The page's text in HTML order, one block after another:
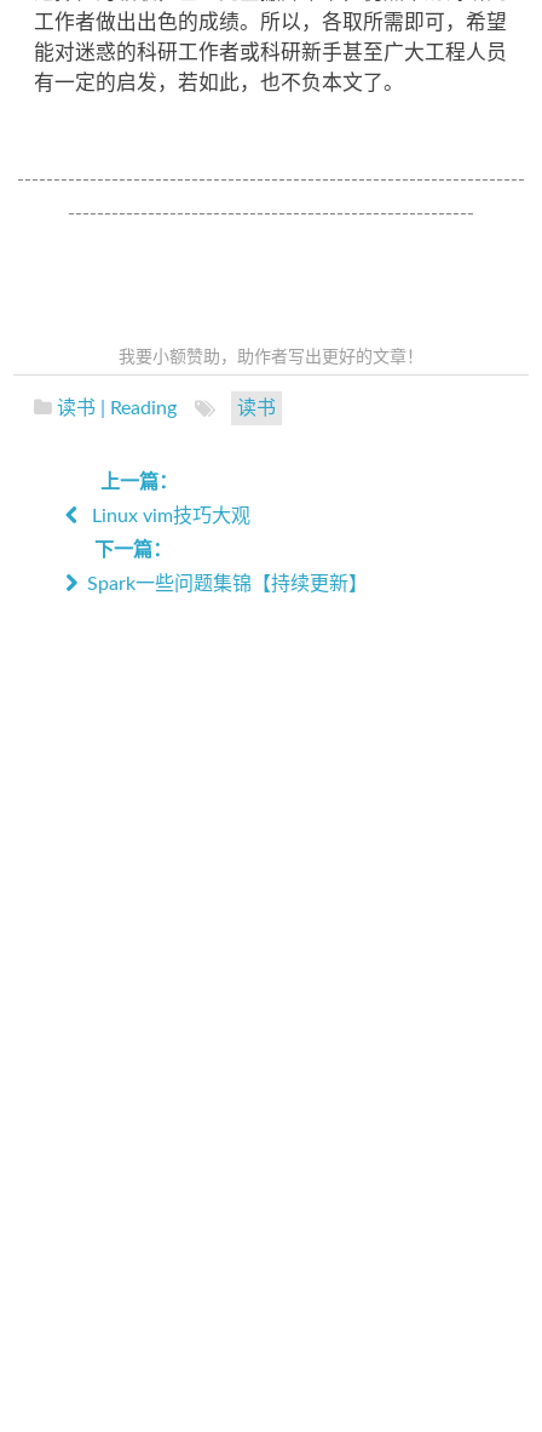
工作者做出出色的成绩。所以，各取所需即可，希望
能对迷惑的科研工作者或科研新手甚至广大工程人员
有一定的启发，若如此，也不负本文了。
----------------------------------------------------------------------
--------------------------------------------------------
我要小额赞助，助作者写出更好的文章！
读书 | Reading 读书
上一篇：
Linux vim技巧大观
下一篇：
Spark一些问题集锦【持续更新】